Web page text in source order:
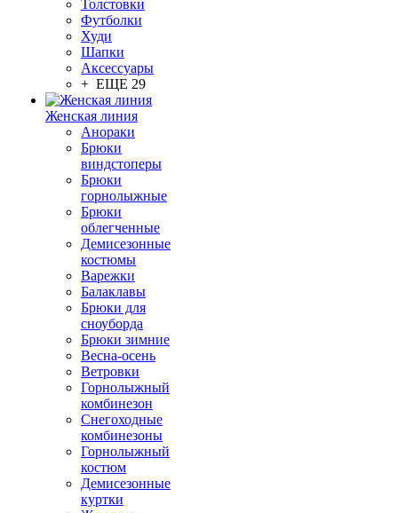
Толстовки
Футболки
Худи
Шапки
Аксессуары
+ ЕЩЕ 29
Женская линия
Анораки
Брюки
виндстоперы
Брюки
горнолыжные
Брюки
облегченные
Демисезонные
костюмы
Варежки
Балаклавы
Брюки для
сноуборда
Брюки зимние
Весна-осень
Ветровки
Горнолыжный
комбинезон
Снегоходные
комбинезоны
Горнолыжный
костюм
Демисезонные
куртки